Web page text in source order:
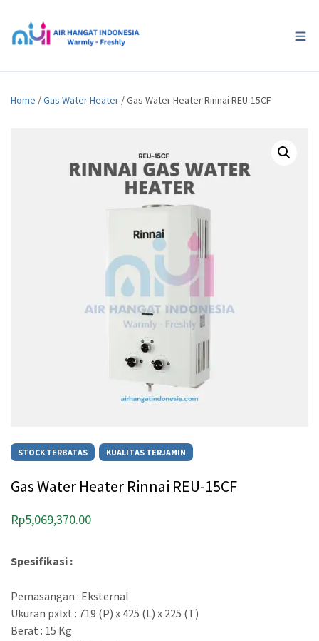
Home /Gas Water Heater / Gas Water Heater Rinnai REU-15CF
STOCK TERBATAS KUALITAS TERJAMIN
Gas Water Heater Rinnai REU-15CF
Rp5,069,370.00
Spesifikasi :
Pemasangan : Eksternal
Ukuran pxlxt : 719 (P) x 425 (L) x 225 (T)
Berat : 15 Kg